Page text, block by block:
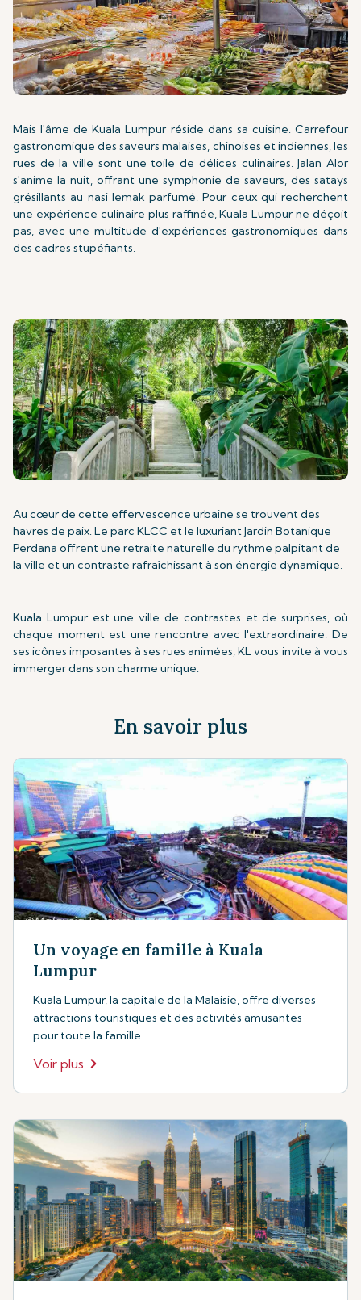
Mais l'âme de Kuala Lumpur réside dans sa cuisine. Carrefour
gastronomique des saveurs malaises, chinoises et indiennes, les
rues de la ville sont une toile de délices culinaires. Jalan Alor
s'anime la nuit, offrant une symphonie de saveurs, des satays
grésillants au nasi lemak parfumé. Pour ceux qui recherchent
une expérience culinaire plus raffinée, Kuala Lumpur ne déçoit
pas, avec une multitude d'expériences gastronomiques dans
des cadres stupéfiants.
Au cœur de cette effervescence urbaine se trouvent des
havres de paix. Le parc KLCC et le luxuriant Jardin Botanique
Perdana offrent une retraite naturelle du rythme palpitant de
la ville et un contraste rafraîchissant à son énergie dynamique.
Kuala Lumpur est une ville de contrastes et de surprises, où
chaque moment est une rencontre avec l'extraordinaire. De
ses icônes imposantes à ses rues animées, KL vous invite à vous
immerger dans son charme unique.
En savoir plus
Un voyage en famille à Kuala
Lumpur
Kuala Lumpur, la capitale de la Malaisie, offre diverses
attractions touristiques et des activités amusantes
pour toute la famille.
Voir plus